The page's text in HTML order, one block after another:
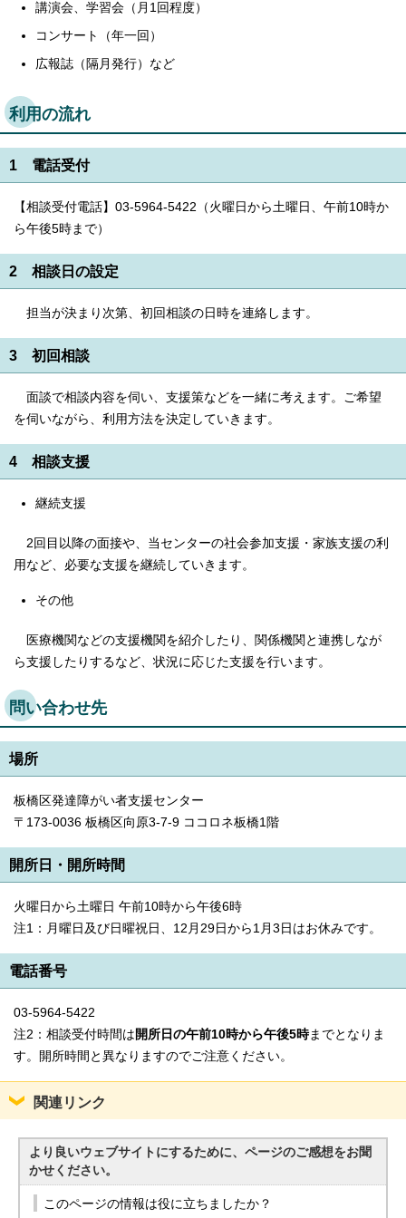
講演会、学習会（月1回程度）
コンサート（年一回）
広報誌（隔月発行）など
利用の流れ
1 電話受付
【相談受付電話】03-5964-5422（火曜日から土曜日、午前10時か
ら午後5時まで）
2 相談日の設定
担当が決まり次第、初回相談の日時を連絡します。
3 初回相談
面談で相談内容を伺い、支援策などを一緒に考えます。ご希望
を伺いながら、利用方法を決定していきます。
4 相談支援
継続支援
2回目以降の面接や、当センターの社会参加支援・家族支援の利
用など、必要な支援を継続していきます。
その他
医療機関などの支援機関を紹介したり、関係機関と連携しなが
ら支援したりするなど、状況に応じた支援を行います。
問い合わせ先
場所
板橋区発達障がい者支援センター
〒173-0036 板橋区向原3-7-9 ココロネ板橋1階
開所日・開所時間
火曜日から土曜日 午前10時から午後6時
注1：月曜日及び日曜祝日、12月29日から1月3日はお休みです。
電話番号
03-5964-5422
注2：相談受付時間は 開所日の午前10時から午後5時までとなりま
す。開所時間と異なりますのでご注意ください。
関連リンク
より良いウェブサイトにするために、ページのご感想をお聞
かせください。
このページの情報は役に立ちましたか？